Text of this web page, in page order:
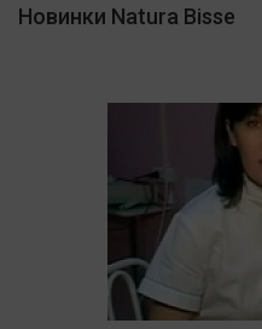
Новинки Natura Bisse